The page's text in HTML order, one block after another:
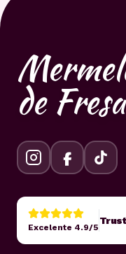
de Fresa
Excelente 4.9/5